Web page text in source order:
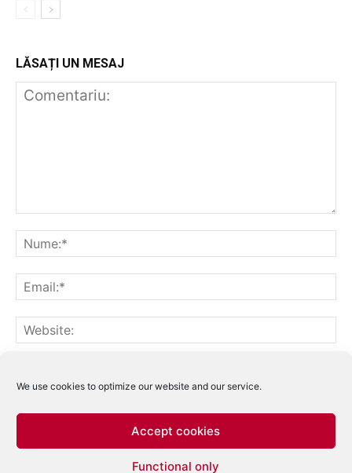
We use cookies to optimize our website and our service.
Accept cookies
Functional only
LĂSAȚI UN MESAJ
Notifică-mă prin email când sunt publicate articole noi.
Acest site folosește Akismet pentru a reduce